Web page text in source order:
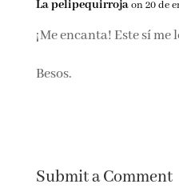
de Jonas
Jonasson
1 Comment
La pelipequirroja
¡Me encanta! Este sí